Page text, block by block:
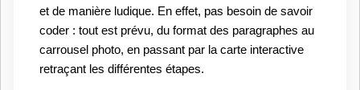
et de manière ludique. En effet, pas besoin de savoir
coder : tout est prévu, du format des paragraphes au
carrousel photo, en passant par la carte interactive
retraçant les différentes étapes.